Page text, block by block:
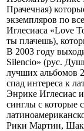
Прачечная)
экземпляров по
Иглесиаса «Love
ты плачешь),
В 2003 году
Silencio» (рус.
лучших альбомов
спад интереса к
Энрике Иглесиас
синглы с которые
Рики Мартин,